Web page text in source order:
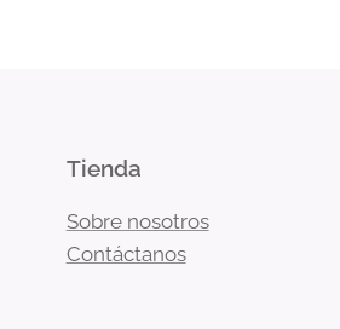
Tienda
Sobre nosotros
Contáctanos